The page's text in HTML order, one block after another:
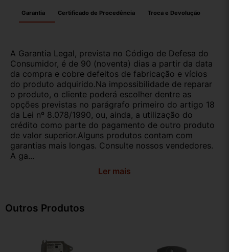
Garantia Certificado de Procedência Troca e Devolução
A Garantia Legal, prevista no Código de Defesa do
Consumidor, é de 90 (noventa) dias a partir da data
da compra e cobre defeitos de fabricação e vícios
do produto adquirido.Na impossibilidade de reparar
o produto, o cliente poderá escolher dentre as
opções previstas no parágrafo primeiro do artigo 18
da Lei nº 8.078/1990, ou, ainda, a utilização do
crédito como parte do pagamento de outro produto
de valor superior.Alguns produtos contam com
garantias mais longas. Consulte nossos vendedores.
A ga...
Ler mais
Outros Produtos